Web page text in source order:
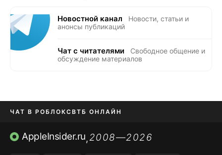
Новостной канал
Новости, статьи и
анонсы публикаций
Чат с читателями
Свободное общение и
обсуждение материалов
ЧАТ В РОБЛОКСВТБ ОНЛАЙН
ПРИЛОЖЕНИЯ APP STORE
AppleInsider.ru,2008—2026